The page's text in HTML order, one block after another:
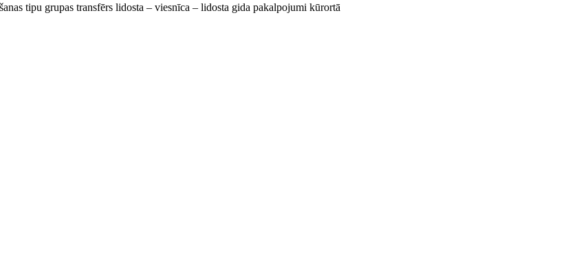
tipu grupas transfērs lidosta – viesnīca – lidosta gida pakalpojumi kūrortā